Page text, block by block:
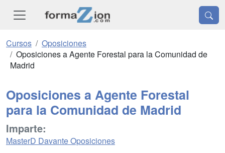
Cursos
Oposiciones
Oposiciones a Agente Forestal para la Comunidad de
Madrid
Oposiciones a Agente Forestal
para la Comunidad de Madrid
Imparte:
MasterD Davante Oposiciones